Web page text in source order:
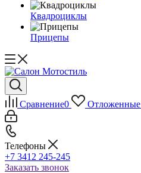
Квадроциклы
Прицепы
Сравнение0 Отложенные
Телефоны
+7 3412 245-245
Заказать звонок